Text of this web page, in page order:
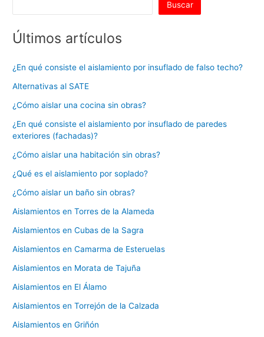
Buscar
Últimos artículos
¿En qué consiste el aislamiento por insuflado de falso techo?
Alternativas al SATE
¿Cómo aislar una cocina sin obras?
¿En qué consiste el aislamiento por insuflado de paredes
exteriores (fachadas)?
¿Cómo aislar una habitación sin obras?
¿Qué es el aislamiento por soplado?
¿Cómo aislar un baño sin obras?
Aislamientos en Torres de la Alameda
Aislamientos en Cubas de la Sagra
Aislamientos en Camarma de Esteruelas
Aislamientos en Morata de Tajuña
Aislamientos en El Álamo
Aislamientos en Torrejón de la Calzada
Aislamientos en Griñón